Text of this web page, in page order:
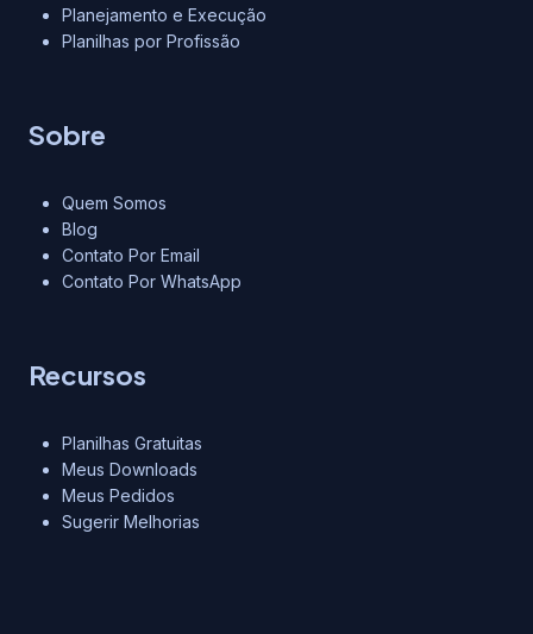
Planejamento e Execução
Planilhas por Profissão
Sobre
Quem Somos
Blog
Contato Por Email
Contato Por WhatsApp
Recursos
Planilhas Gratuitas
Meus Downloads
Meus Pedidos
Sugerir Melhorias